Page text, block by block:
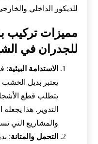
للديكور الداخلي
مميزات تركيب
للجدران في
الاستدامة البيئية:
يعتبر بديل الخشب
يتطلب قطع
التدوير. هذا يجعله
والمشاريع التي
التحمل والمتانة: